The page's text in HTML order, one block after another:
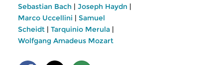
Sebastian Bach | Joseph Haydn |
Marco Uccellini | Samuel
Scheidt | Tarquinio Merula |
Wolfgang Amadeus Mozart